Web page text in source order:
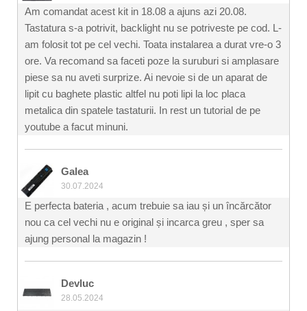
Am comandat acest kit in 18.08 a ajuns azi 20.08.
Tastatura s-a potrivit, backlight nu se potriveste pe cod. L-
am folosit tot pe cel vechi. Toata instalarea a durat vre-o 3
ore. Va recomand sa faceti poze la suruburi si amplasare
piese sa nu aveti surprize. Ai nevoie si de un aparat de
lipit cu baghete plastic altfel nu poti lipi la loc placa
metalica din spatele tastaturii. In rest un tutorial de pe
youtube a facut minuni.
Galea
30.07.2024
E perfecta bateria , acum trebuie sa iau și un încărcător
nou ca cel vechi nu e original și incarca greu , sper sa
ajung personal la magazin !
Devluc
28.05.2024